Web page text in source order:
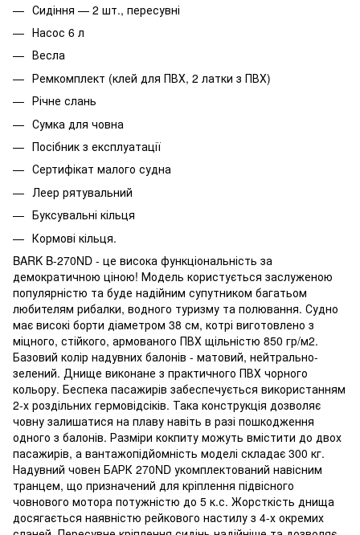
Сидіння — 2 шт., пересувні
Насос 6 л
Весла
Ремкомплект (клей для ПВХ, 2 латки з ПВХ)
Річне слань
Сумка для човна
Посібник з експлуатації
Сертифікат малого судна
Леер рятувальний
Буксувальні кільця
Кормові кільця.
BARK B-270ND - це висока функціональність за
демократичною ціною! Модель користується заслуженою
популярністю та буде надійним супутником багатьом
любителям рибалки, водного туризму та полювання. Судно
має високі борти діаметром 38 см, котрі виготовлено з
міцного, стійкого, армованого ПВХ щільністю 850 гр/м2.
Базовий колір надувних балонів - матовий, нейтрально-
зелений. Днище виконане з практичного ПВХ чорного
кольору. Беспека пасажирів забеспечується використанням
2-х роздільних гермовідсіків. Така конструкція дозволяє
човну залишатися на плаву навіть в разі пошкодження
одного з балонів. Разміри кокпиту можуть вмістити до двох
пасажирів, а вантажопідйомність моделі складає 300 кг.
Надувний човен БАРК 270ND укомплектований навісним
транцем, що призначений для кріплення підвісного
човнового мотора потужністю до 5 к.с. Жорсткість днища
досягається наявністю рейкового настилу з 4-х окремих